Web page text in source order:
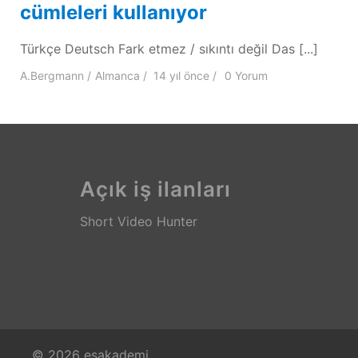
cümleleri kullanıyor
Türkçe Deutsch Fark etmez / sıkıntı değil Das [...]
A.Bergmann Almanca 14 yıl önce 0 Yorum
Açık iş ilanları
Short Video Hunter